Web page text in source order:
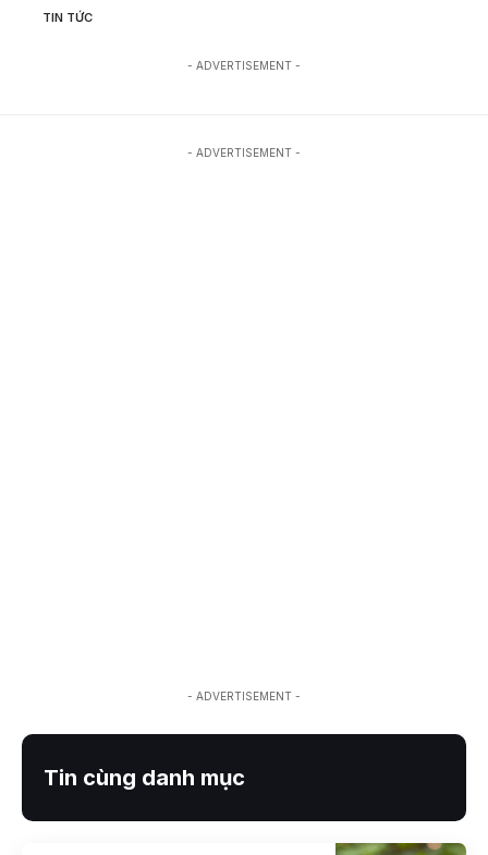
TIN TỨC
- ADVERTISEMENT -
- ADVERTISEMENT -
- ADVERTISEMENT -
Tin cùng danh mục